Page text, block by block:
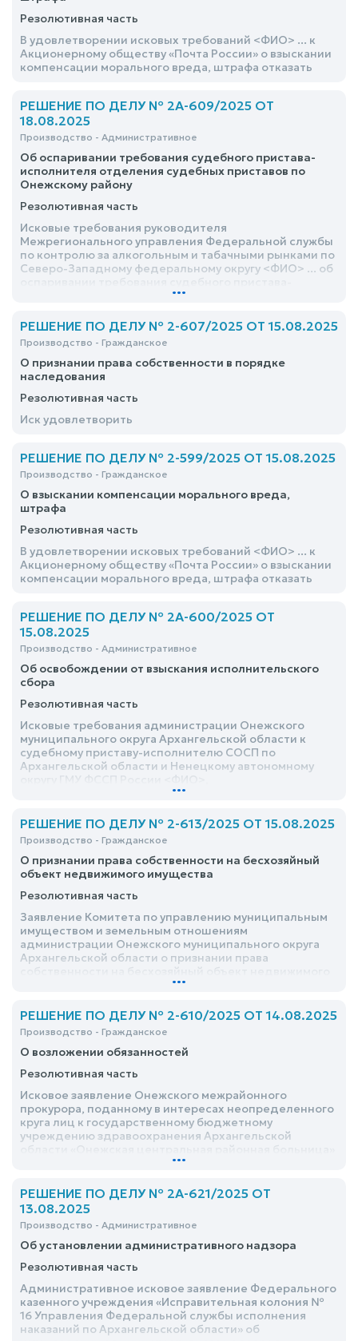
Резолютивная часть
В удовлетворении исковых требований <ФИО> ... к
Акционерному обществу «Почта России» о взыскании
компенсации морального вреда, штрафа отказать
РЕШЕНИЕ ПО ДЕЛУ № 2А-609/2025 ОТ
18.08.2025
Производство - Административное
Об оспаривании требования судебного пристава-
исполнителя отделения судебных приставов по
Онежскому району
Резолютивная часть
Исковые требования руководителя
Межрегионального управления Федеральной службы
по контролю за алкогольным и табачными рынками по
Северо-Западному федеральному округу <ФИО> ... об
исполнителя отделения судебных приставов по
...
РЕШЕНИЕ ПО ДЕЛУ № 2-607/2025 ОТ 15.08.2025
Производство - Гражданское
О признании права собственности в порядке
наследования
Резолютивная часть
Иск удовлетворить
РЕШЕНИЕ ПО ДЕЛУ № 2-599/2025 ОТ 15.08.2025
Производство - Гражданское
О взыскании компенсации морального вреда,
штрафа
Резолютивная часть
В удовлетворении исковых требований <ФИО> ... к
Акционерному обществу «Почта России» о взыскании
компенсации морального вреда, штрафа отказать
РЕШЕНИЕ ПО ДЕЛУ № 2А-600/2025 ОТ
15.08.2025
Производство - Административное
Об освобождении от взыскания исполнительского
сбора
Резолютивная часть
Исковые требования администрации Онежского
муниципального округа Архангельской области к
судебному приставу-исполнителю СОСП по
Архангельской области и Ненецкому автономному
округу ГМУ ФССП России <ФИО>,
Специализированному отделению судебных
автономному округу ГМУ ФССП России, Главному
межрегиональному (специализированному)
управлению Федеральной Службы судебных
приставов об освобождении от взыскания
исполнительского сбора удовлетворить частично
...
РЕШЕНИЕ ПО ДЕЛУ № 2-613/2025 ОТ 15.08.2025
Производство - Гражданское
О признании права собственности на бесхозяйный
объект недвижимого имущества
Резолютивная часть
Заявление Комитета по управлению муниципальным
имуществом и земельным отношениям
администрации Онежского муниципального округа
Архангельской области о признании права
имущества удовлетворить...
РЕШЕНИЕ ПО ДЕЛУ № 2-610/2025 ОТ 14.08.2025
Производство - Гражданское
О возложении обязанностей
Резолютивная часть
Исковое заявление Онежского межрайонного
прокурора, поданному в интересах неопределенного
круга лиц к государственному бюджетному
учреждению здравоохранения Архангельской
о возложении обязанностей удовлетворить
...
РЕШЕНИЕ ПО ДЕЛУ № 2А-621/2025 ОТ
13.08.2025
Производство - Административное
Об установлении административного надзора
Резолютивная часть
Административное исковое заявление Федерального
казенного учреждения «Исправительная колония №
16 Управления Федеральной службы исполнения
наказаний по Архангельской области» об